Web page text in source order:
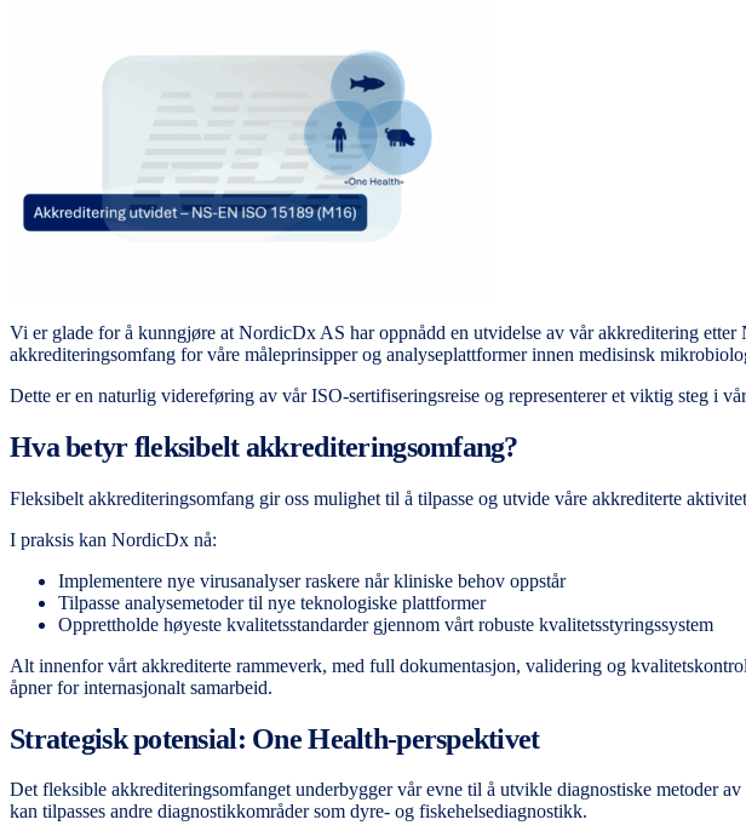
Vi er glade for å kunngjøre at NordicDx AS har oppnådd en utvidelse av vår akkreditering
akkrediteringsomfang for våre måleprinsipper og analyseplattformer innen medisinsk
Dette er en naturlig videreføring av vår ISO-sertifiseringsreise og representerer et viktig steg i
Hva betyr fleksibelt akkrediteringsomfang?
Fleksibelt akkrediteringsomfang gir oss mulighet til å tilpasse og utvide våre akkrediterte
I praksis kan NordicDx nå:
Implementere nye virusanalyser raskere når kliniske behov oppstår
Tilpasse analysemetoder til nye teknologiske plattformer
Opprettholde høyeste kvalitetsstandarder gjennom vårt robuste kvalitetsstyringssystem
Alt innenfor vårt akkrediterte rammeverk, med full dokumentasjon, validering og
åpner for internasjonalt samarbeid.
Strategisk potensial: One Health-perspektivet
Det fleksible akkrediteringsomfanget underbygger vår evne til å utvikle diagnostiske metoder
kan tilpasses andre diagnostikkområder som dyre- og fiskehelsediagnostikk.